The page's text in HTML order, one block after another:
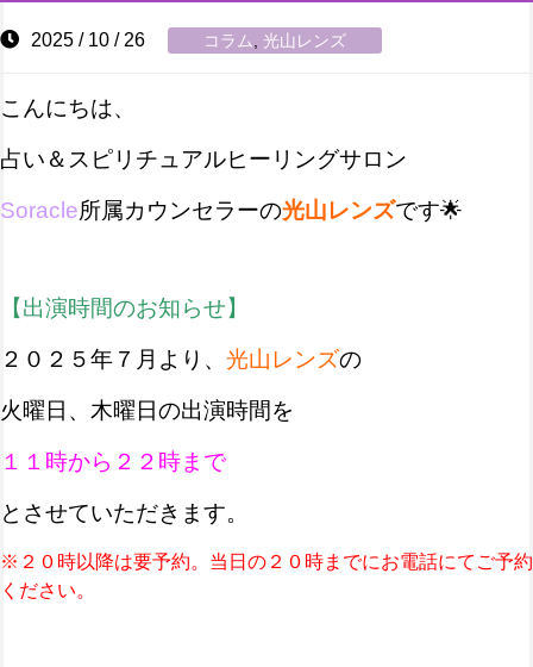
2025 / 10 / 26 コラム 光山レンズ
こんにちは、
占い＆スピリチュアルヒーリングサロン
Soracle所属カウンセラーの光山レンズです🌟
【出演時間のお知らせ】
２０２５年７月より、 光山レンズの
火曜日、木曜日の出演時間を
１１時から２２時まで
とさせていただきます。
※２０時以降は要予約。当日の２０時までにお電話にてご予約
ください。